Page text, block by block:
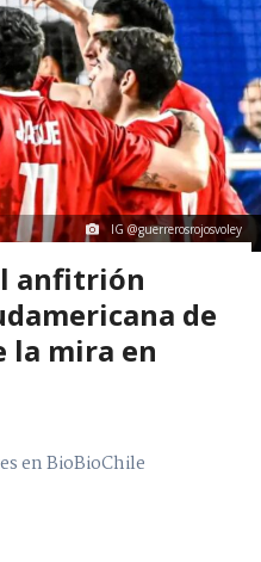
IG @guerrerosrojosvoley
anfitrión
de
la mira en
en BioBioChile